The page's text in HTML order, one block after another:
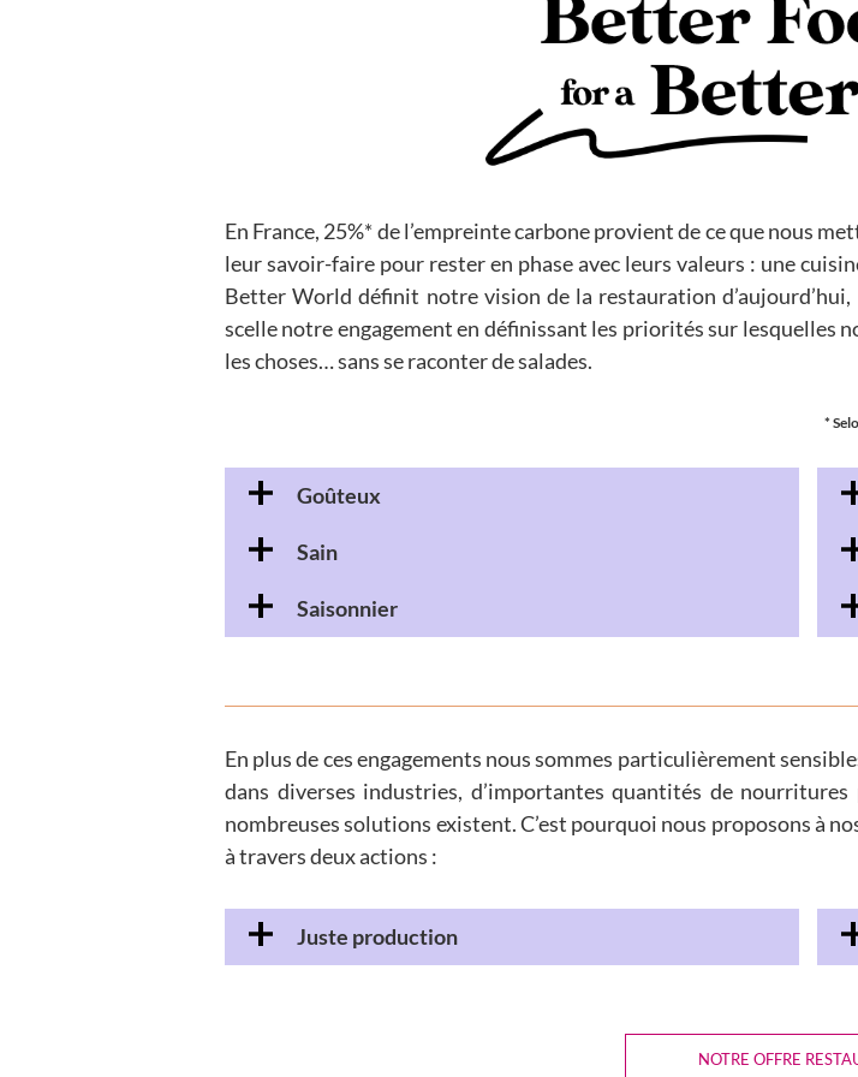
En France, 25%* de l’empreinte carbone provient de ce que nous
leur savoir-faire pour rester en phase avec leurs valeurs : une
Better World définit notre vision de la restauration
scelle notre engagement en définissant les priorités sur lesquelles
les choses… sans se raconter de salades.
*
Goûteux
Sain
Saisonnier
En plus de ces engagements nous sommes particulièrement
dans diverses industries, d’importantes quantités de
nombreuses solutions existent. C’est pourquoi nous proposons à
à travers deux actions :
Juste production
NOTRE OFFRE